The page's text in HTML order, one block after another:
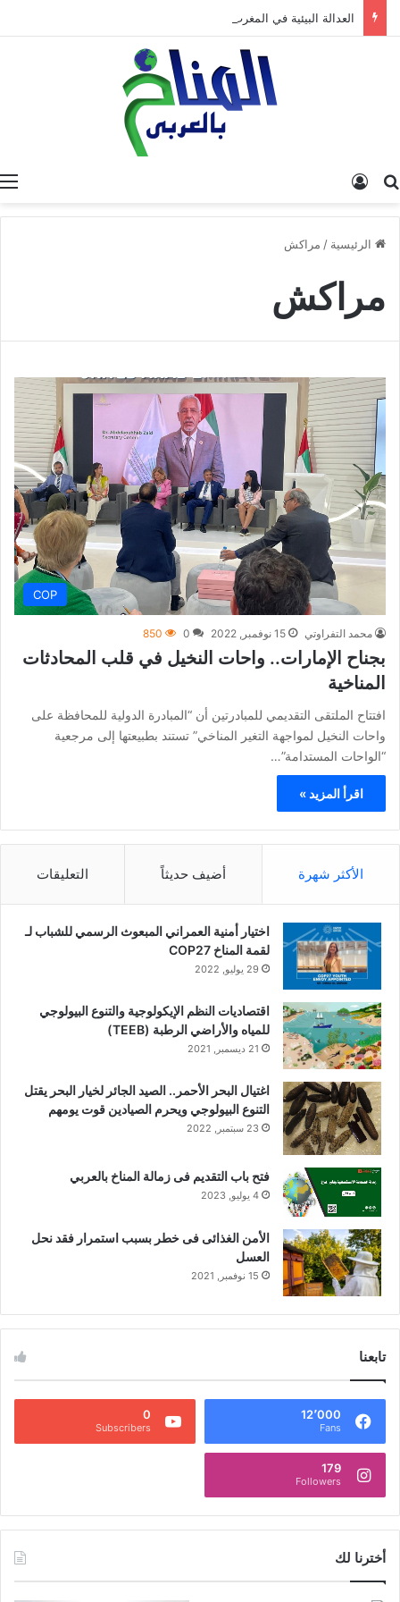
البحث عن
الرئيسية / مراكش
مراكش
COP
محمد التفراوتي 15 نوفمبر, 2022 0
850
بجناح الإمارات.. واحات النخيل في قلب المحادثات
المناخية
افتتاح الملتقى التقديمي للمبادرتين أن “المبادرة الدولية للمحافظة على
واحات النخيل لمواجهة التغير المناخي” تستند بطبيعتها إلى مرجعية
“الواحات المستدامة”…
اقرأ المزيد »
الأكثر شهرة أضيف حديثاً التعليقات
اختيار أمنية العمراني المبعوث الرسمي للشباب لـ
لقمة المناخ COP27
29 يوليو, 2022
اقتصاديات النظم الإيكولوجية والتنوع البيولوجي
للمياه والأراضي الرطبة (TEEB)
21 ديسمبر, 2021
اغتيال البحر الأحمر.. الصيد الجائر لخيار البحر يقتل
التنوع البيولوجي ويحرم الصيادين قوت يومهم
23 سبتمبر, 2022
فتح باب التقديم فى زمالة المناخ بالعربي
4 يوليو, 2023
الأمن الغذائى فى خطر بسبب استمرار فقد نحل
العسل
15 نوفمبر, 2021
تابعنا
12٬000
Fans
0
Subscribers
179
Followers
أخترنا لك